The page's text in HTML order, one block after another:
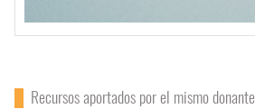
Recursos aportados por el mismo donante